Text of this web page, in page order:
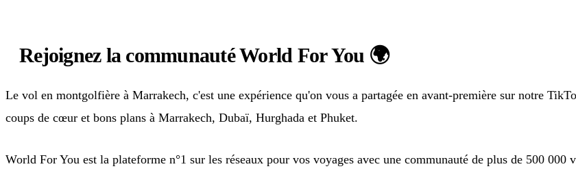
Rejoignez la communauté World For You 🌍
Le vol en montgolfière à Marrakech, c'est une expérience qu'on vous a partagée en avant-première sur notre
coups de cœur et bons plans à Marrakech, Dubaï, Hurghada et Phuket.
World For You est la plateforme n°1 sur les réseaux pour vos voyages avec une communauté de plus de 500